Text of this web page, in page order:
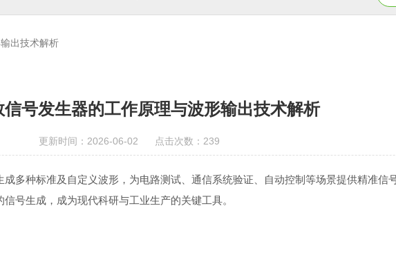
出技术解析
信号发生器的工作原理与波形输出技术解析
更新时间：2026-06-02 点击次数：239
种标准及自定义波形，为电路测试、通信系统验证、自动控制等场景提供精准信
号生成，成为现代科研与工业生产的关键工具。